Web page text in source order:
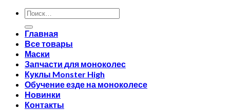
Искать:
Главная
Все товары
Маски
Запчасти для моноколес
Куклы Monster High
Обучение езде на моноколесе
Новинки
Контакты